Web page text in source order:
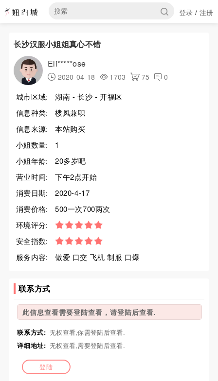
登录 / 注册
长沙汉服小姐姐真心不错
Eli*****ose
2020-04-18 1703 75 0
城市区域:
湖南 - 长沙 - 开福区
信息种类:
楼凤兼职
信息来源:
本站购买
小姐数量:
1
小姐年龄:
20多岁吧
营业时间:
下午2点开始
消费日期:
2020-4-17
消费价格:
500一次700两次
环境评分:
安全指数:
服务内容:
做爱 口交 飞机 制服 口爆
联系方式
此信息查看需要登陆查看，请登陆后查看.
联系方式: 无权查看,你需登陆后查看.
详细地址: 无权查看,需要登陆后查看.
登陆